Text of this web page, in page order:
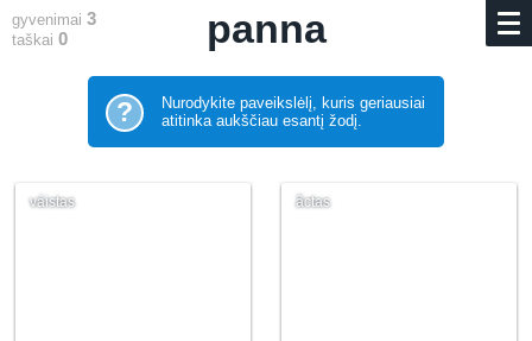
gyvenimai 3
taškai 0 panna
?
Nurodykite paveikslėlį, kuris geriausiai
atitinka aukščiau esantį žodį.
váistas ãctas